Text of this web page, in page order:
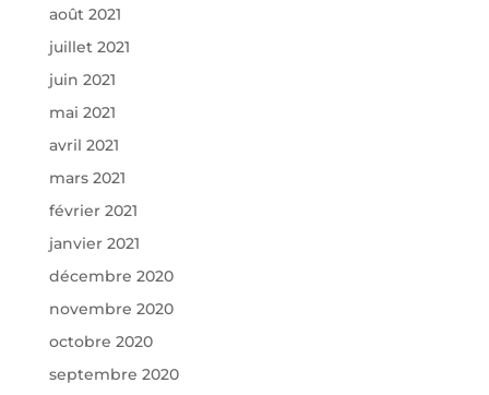
août 2021
juillet 2021
juin 2021
mai 2021
avril 2021
mars 2021
février 2021
janvier 2021
décembre 2020
novembre 2020
octobre 2020
septembre 2020